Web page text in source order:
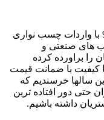
شروع کار فروشگاه آنی چسب در سال 92 با واردات چسب نواری
بازار چسب های صنعتی و
را براورده کرده
کیفیت با ضمانت قیمت
سالها خرسندیم که
حتی دور افتاده ترین
داشته باشیم.